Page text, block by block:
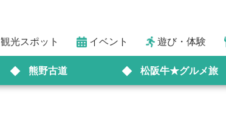
観光スポット イベント 遊び・体験
熊野古道 松阪牛★グルメ旅